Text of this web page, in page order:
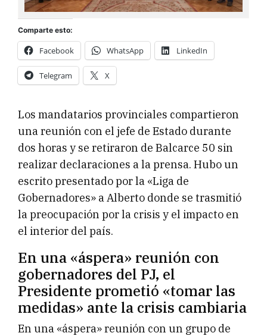
Comparte esto:
Facebook WhatsApp LinkedIn
Telegram X
Los mandatarios provinciales compartieron
una reunión con el jefe de Estado durante
dos horas y se retiraron de Balcarce 50 sin
realizar declaraciones a la prensa. Hubo un
escrito presentado por la «Liga de
Gobernadores» a Alberto donde se trasmitió
la preocupación por la crisis y el impacto en
el interior del país.
En una «áspera» reunión con
gobernadores del PJ, el
Presidente prometió «tomar las
medidas» ante la crisis cambiaria
En una «áspera» reunión con un grupo de